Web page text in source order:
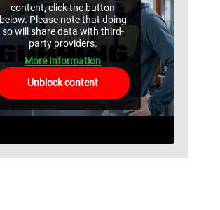
content, click the button
below. Please note that doing
so will share data with third-
party providers.
More Information
Unblock content